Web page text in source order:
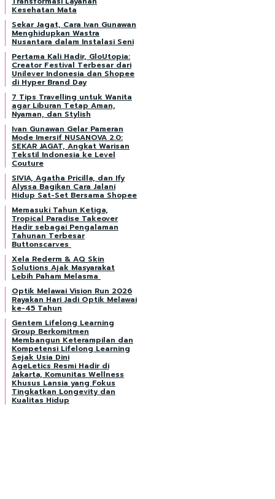
Kesehatan Mata
Sekar Jagat, Cara Ivan Gunawan
Menghidupkan Wastra
Nusantara dalam Instalasi Seni
Pertama Kali Hadir, GloUtopia:
Creator Festival Terbesar dari
Unilever Indonesia dan Shopee
di Hyper Brand Day
7 Tips Travelling untuk Wanita
agar Liburan Tetap Aman,
Nyaman, dan Stylish
Ivan Gunawan Gelar Pameran
Mode Imersif NUSANOVA 2.0:
SEKAR JAGAT, Angkat Warisan
Tekstil Indonesia ke Level
Couture
SIVIA, Agatha Pricilla, dan Ify
Alyssa Bagikan Cara Jalani
Hidup Sat-Set Bersama Shopee
Memasuki Tahun Ketiga,
Tropical Paradise Takeover
Hadir sebagai Pengalaman
Tahunan Terbesar
Buttonscarves
Xela Rederm & AQ Skin
Solutions Ajak Masyarakat
Lebih Paham Melasma
Optik Melawai Vision Run 2026
Rayakan Hari Jadi Optik Melawai
ke-45 Tahun
Gentem Lifelong Learning
Group Berkomitmen
Membangun Keterampilan dan
Kompetensi Lifelong Learning
Sejak Usia Dini
AgeLetics Resmi Hadir di
Jakarta, Komunitas Wellness
Khusus Lansia yang Fokus
Tingkatkan Longevity dan
Kualitas Hidup